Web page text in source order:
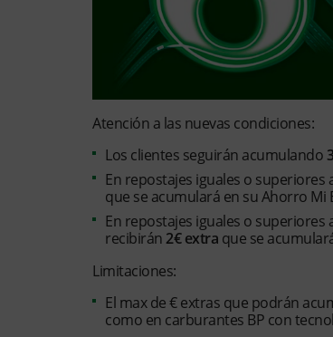
Atención a las nuevas condiciones:
Los clientes seguirán acumulando
En repostajes iguales o superiores
que se acumulará en su Ahorro Mi
En repostajes iguales o superiores
recibirán 2€ extra que se
Limitaciones:
El max de € extras que podrán
como en carburantes BP con